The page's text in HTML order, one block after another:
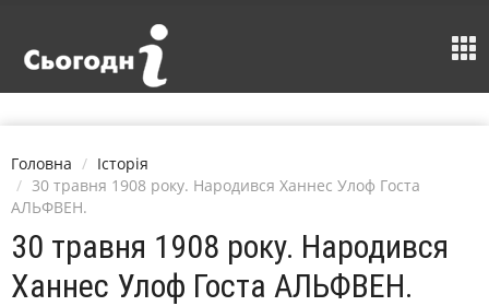
Головна
Історія
30 травня 1908 року. Народився Ханнес Улоф Госта
АЛЬФВЕН.
30 травня 1908 року. Народився
Ханнес Улоф Госта АЛЬФВЕН.